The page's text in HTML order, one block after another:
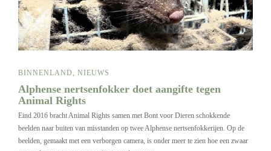
BINNENLAND, NIEUWS
Alphense nertsenfokker doet aangifte tegen
Animal Rights
Eind 2016 bracht Animal Rights samen met Bont voor Dieren schokkende
beelden naar buiten van misstanden op twee Alphense nertsenfokkerijen. Op de
beelden, gemaakt met een verborgen camera, is onder meer te zien hoe een zwaar